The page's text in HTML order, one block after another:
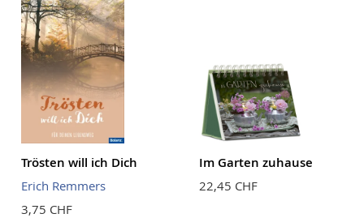
Trösten will ich Dich
Erich Remmers
3,75 CHF
Im Garten zuhause
22,45 CHF